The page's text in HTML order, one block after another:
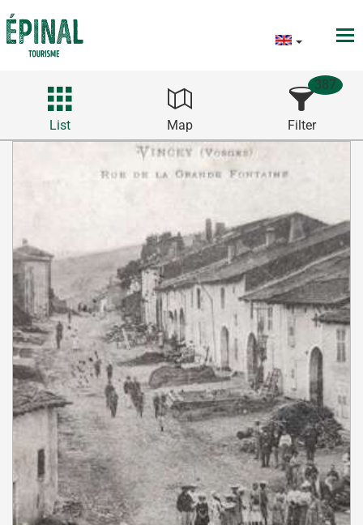
List Map Filter
387